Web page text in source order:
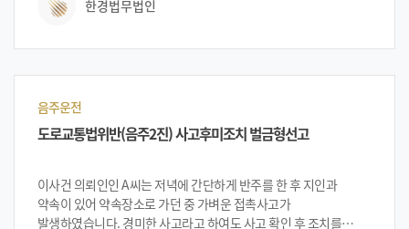
한경법무법인
음주운전
도로교통법위반(음주2진) 사고후미조치 벌금형선고
이사건 의뢰인인 A씨는 저녁에 간단하게 반주를 한 후 지인과
약속이 있어 약속장소로 가던 중 가벼운 접촉사고가
발생하였습니다. 경미한 사고라고 하여도 사고 확인 후 조치를